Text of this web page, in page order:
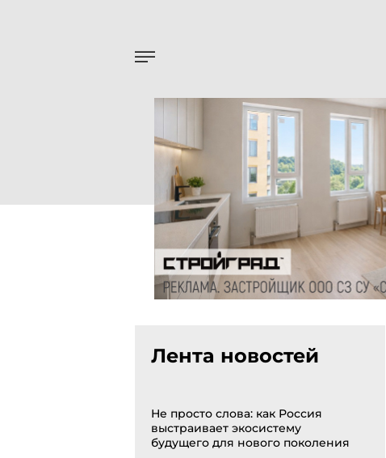
Лента новостей
Не просто слова: как Россия
выстраивает экосистему
будущего для нового поколения